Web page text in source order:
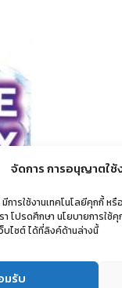
จัดการ การอนุญาตใช้
มีการใช้งานเทคโนโลยีคุกกี้
โปรดศึกษา นโยบายการใช้
บไซต์ ได้ที่ลิงค์ด้านล่างนี้
มรับ